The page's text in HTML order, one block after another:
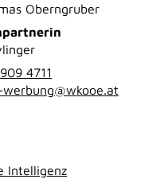
Oberngruber
4711
Intelligenz